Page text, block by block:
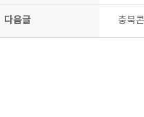
다음글 충북